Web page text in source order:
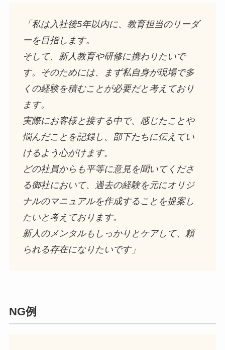
「私は入社後5年以内に、教育担当のリーダ
ーを目指します。
そして、新人教育や研修に携わりたいで
す。そのためには、まず私自身が現場で多
くの経験を積むことが必要だと考えており
ます。
実際にお客様と接する中で、感じたことや
悩んだことを記録し、部下たちに伝えてい
けるよう心がけます。
どの社員からも平等に意見を聞いてくださ
る御社において、過去の経験を元にオリジ
ナルのマニュアルを作成することを提案し
たいと考えております。
新人のメンタルもしっかりとケアして、頼
られる存在になりたいです」
NG例